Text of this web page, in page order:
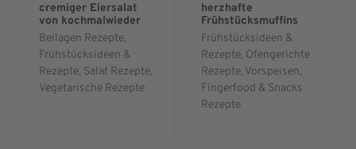
cremiger Eiersalat
von kochmalwieder
Beilagen Rezepte,
Frühstücksideen &
Rezepte, Salat Rezepte,
Vegetarische Rezepte
herzhafte
Frühstücksmuffins
Frühstücksideen &
Rezepte, Ofengerichte
Rezepte, Vorspeisen,
Fingerfood & Snacks
Rezepte